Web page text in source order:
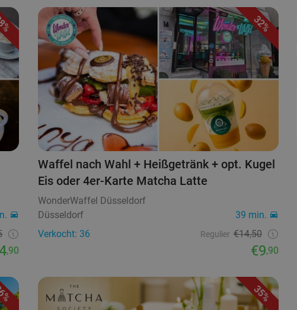
,90
32%
Waffel nach Wahl + Heißgetränk + opt. Kugel
Eis oder 4er-Karte Matcha Latte
WonderWaffel Düsseldorf
Düsseldorf
39 min.
Verkocht: 36
Regulier €14,50
€9,90
35%